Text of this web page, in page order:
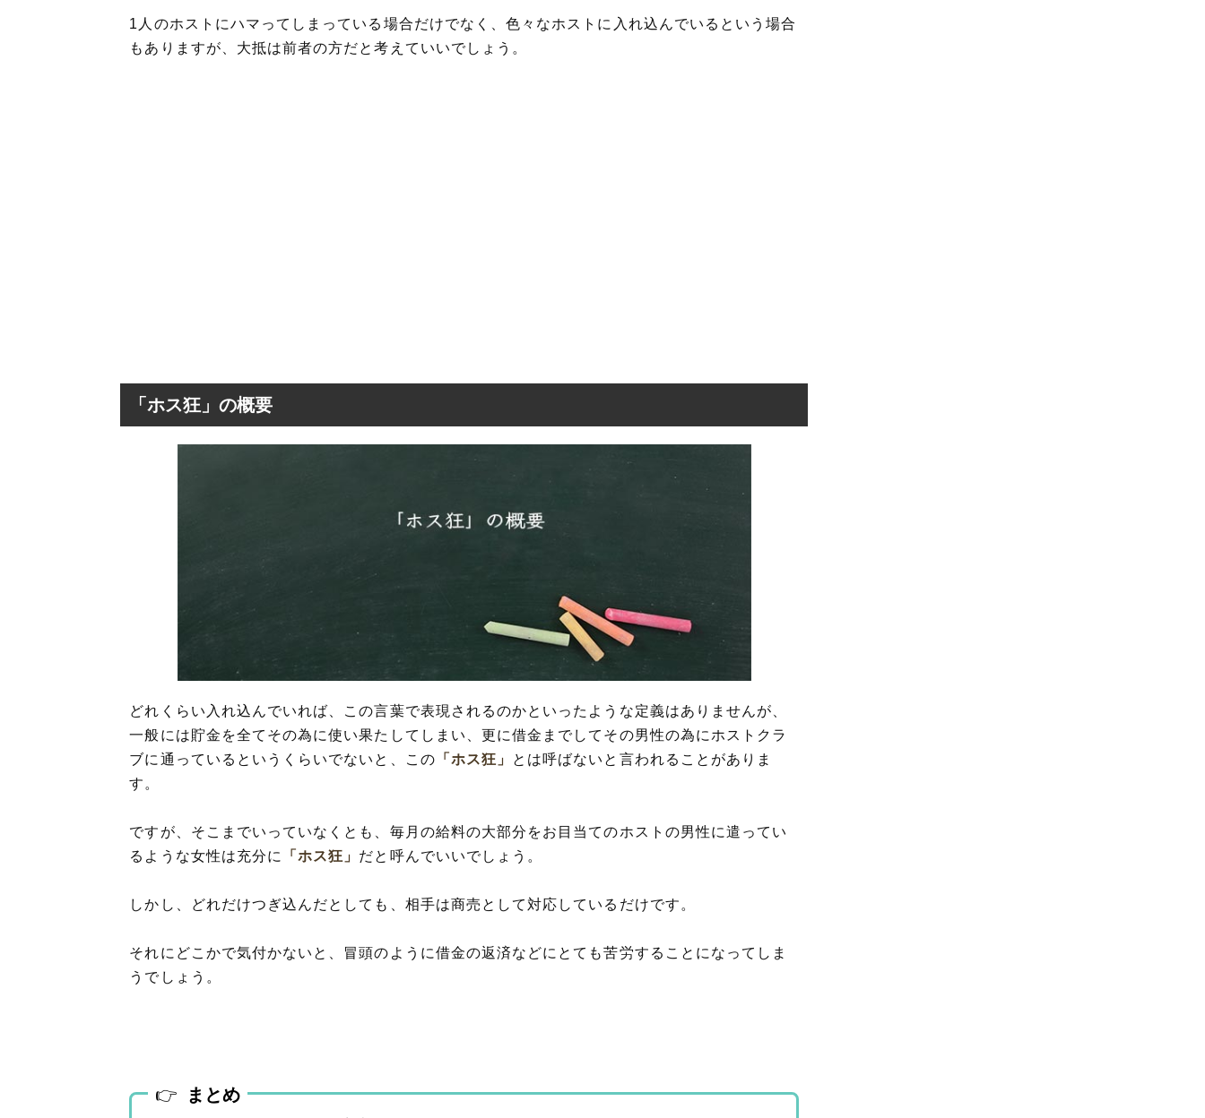
1人のホストにハマってしまっている場合だけでなく、色々なホストに入れ込んでいるという場合
もありますが、大抵は前者の方だと考えていいでしょう。
「ホス狂」の概要
どれくらい入れ込んでいれば、この言葉で表現されるのかといったような定義はありませんが、
一般には貯金を全てその為に使い果たしてしまい、更に借金までしてその男性の為にホストクラ
ブに通っているというくらいでないと、この 「ホス狂」
とは呼ばないと言われることがありま
す。
ですが、そこまでいっていなくとも、毎月の給料の大部分をお目当てのホストの男性に遣ってい
るような女性は充分に
「ホス狂」 だと呼んでいいでしょう。
しかし、どれだけつぎ込んだとしても、相手は商売として対応しているだけです。
それにどこかで気付かないと、冒頭のように借金の返済などにとても苦労することになってしま
うでしょう。
まとめ